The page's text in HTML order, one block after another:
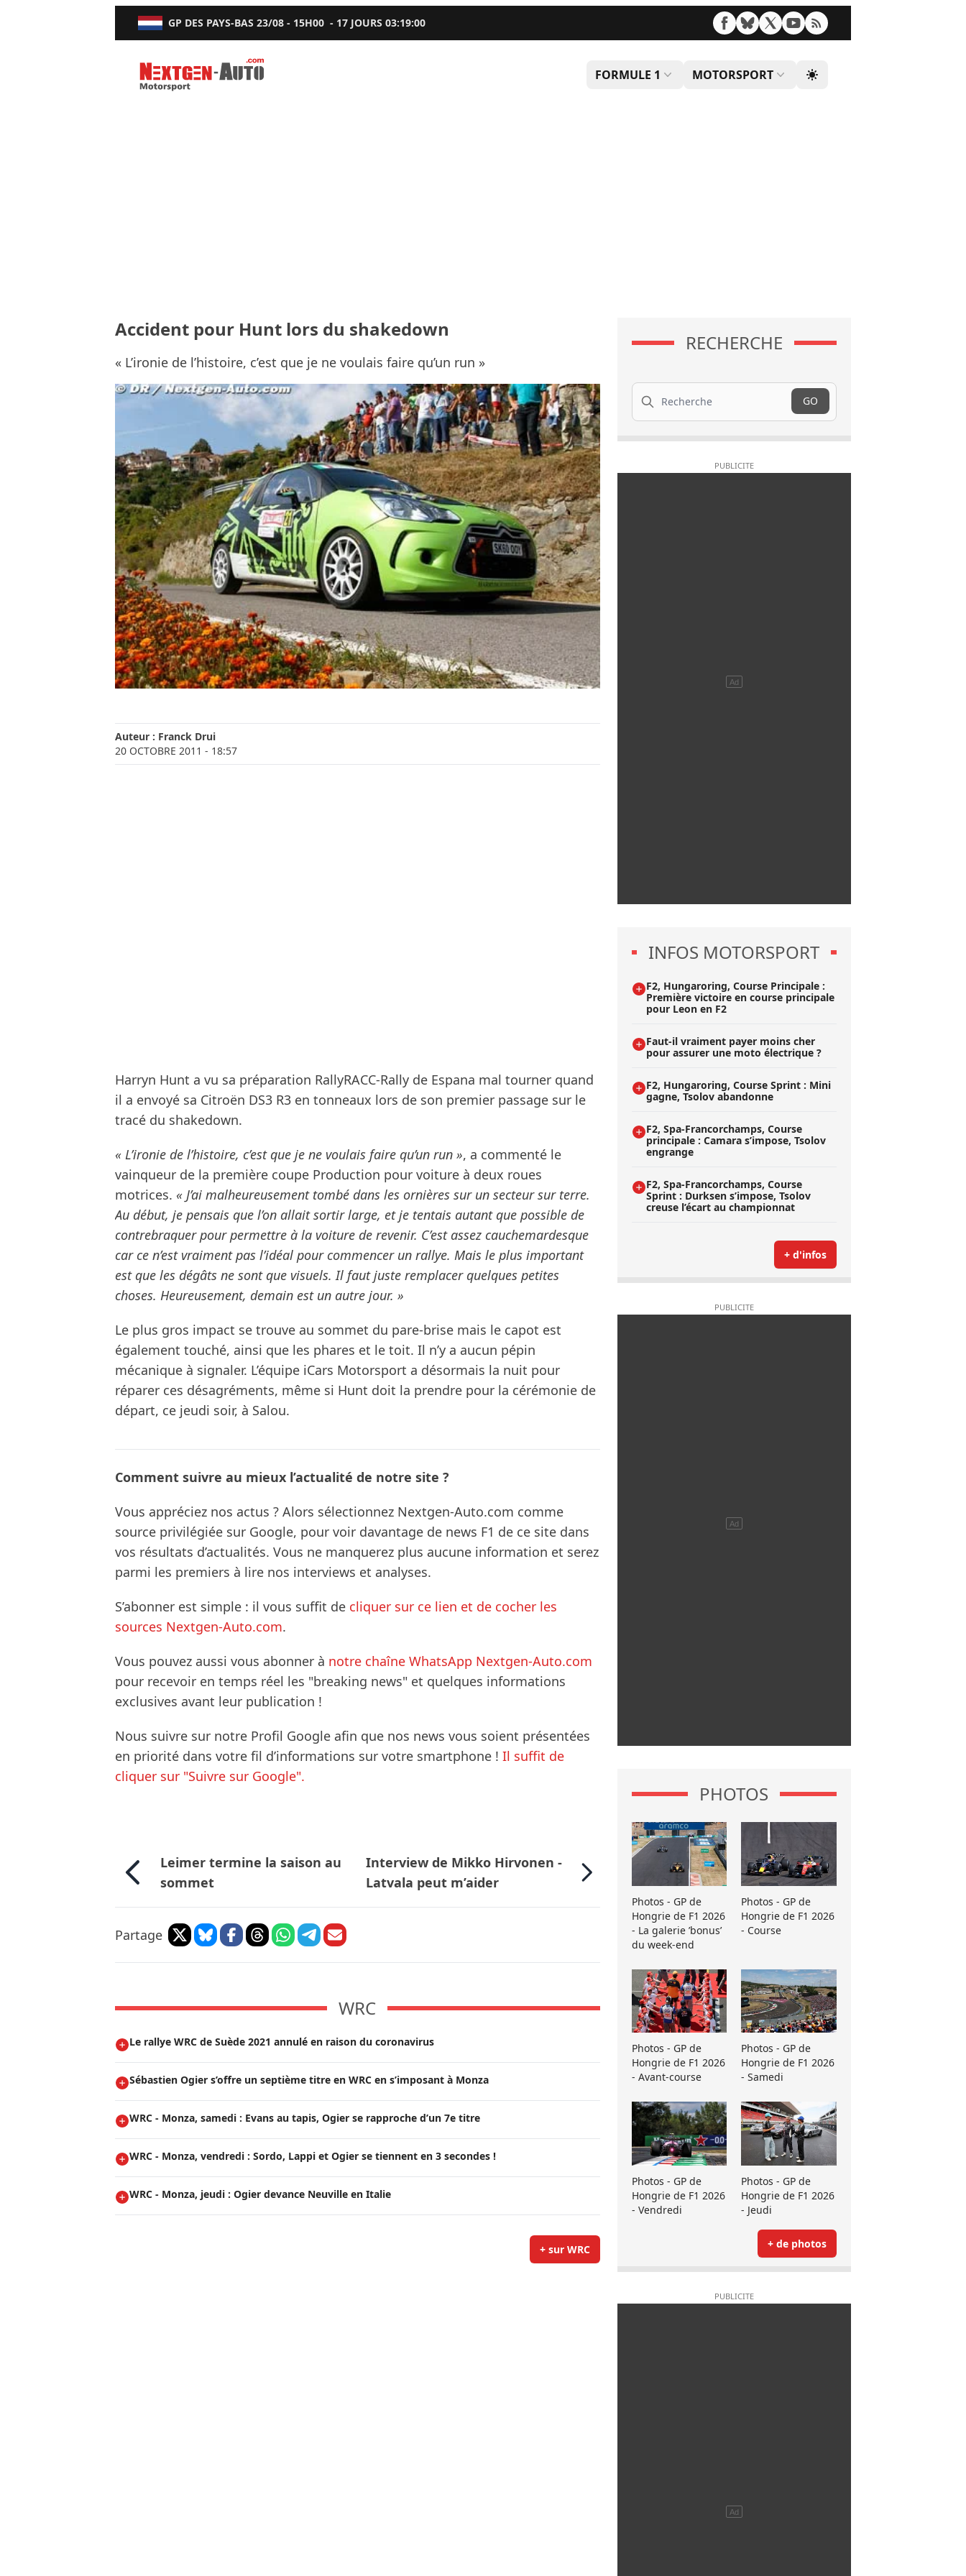
GP DES PAYS-BAS 23/08 - 15H00 - 17 JOURS03:18:59
Nextgen-Auto.com
FORMULE 1 MOTORSPORT
Accident pour Hunt lors du shakedown
« L’ironie de l’histoire, c’est que je ne voulais faire qu’un run »
Auteur : Franck Drui
20 OCTOBRE 2011 - 18:57
Harryn Hunt a vu sa préparation RallyRACC-Rally de Espana mal tourner quand
il a envoyé sa Citroën DS3 R3 en tonneaux lors de son premier passage sur le
tracé du shakedown.
« L’ironie de l’histoire, c’est que je ne voulais faire qu’un run », a commenté le
vainqueur de la première coupe Production pour voiture à deux roues
motrices. « J’ai malheureusement tombé dans les ornières sur un secteur sur terre.
Au début, je pensais que l’on allait sortir large, et je tentais autant que possible de
contrebraquer pour permettre à la voiture de revenir. C’est assez cauchemardesque
car ce n’est vraiment pas l’idéal pour commencer un rallye. Mais le plus important
est que les dégâts ne sont que visuels. Il faut juste remplacer quelques petites
choses. Heureusement, demain est un autre jour. »
Le plus gros impact se trouve au sommet du pare-brise mais le capot est
également touché, ainsi que les phares et le toit. Il n’y a aucun pépin
mécanique à signaler. L’équipe iCars Motorsport a désormais la nuit pour
réparer ces désagréments, même si Hunt doit la prendre pour la cérémonie de
départ, ce jeudi soir, à Salou.
Comment suivre au mieux l’actualité de notre site ?
Vous appréciez nos actus ? Alors sélectionnez Nextgen-Auto.com comme
source privilégiée sur Google, pour voir davantage de news F1 de ce site dans
vos résultats d’actualités. Vous ne manquerez plus aucune information et serez
parmi les premiers à lire nos interviews et analyses.
S’abonner est simple : il vous suffit de cliquer sur ce lien et de cocher les
sources Nextgen-Auto.com.
Vous pouvez aussi vous abonner à notre chaîne WhatsApp Nextgen-Auto.com
pour recevoir en temps réel les "breaking news" et quelques informations
exclusives avant leur publication !
Nous suivre sur notre Profil Google afin que nos news vous soient présentées
en priorité dans votre fil d’informations sur votre smartphone ! Il suffit de
cliquer sur "Suivre sur Google".
Leimer termine la saison au
sommet
Interview de Mikko Hirvonen -
Latvala peut m’aider
Partage
WRC
Le rallye WRC de Suède 2021 annulé en raison du coronavirus
Sébastien Ogier s’offre un septième titre en WRC en s’imposant à Monza
WRC - Monza, samedi : Evans au tapis, Ogier se rapproche d’un 7e titre
WRC - Monza, vendredi : Sordo, Lappi et Ogier se tiennent en 3 secondes !
WRC - Monza, jeudi : Ogier devance Neuville en Italie
+ sur WRC
RECHERCHE
Recherche
GO
INFOS MOTORSPORT
F2, Hungaroring, Course Principale :
Première victoire en course principale
pour Leon en F2
Faut-il vraiment payer moins cher
pour assurer une moto électrique ?
F2, Hungaroring, Course Sprint : Mini
gagne, Tsolov abandonne
F2, Spa-Francorchamps, Course
principale : Camara s’impose, Tsolov
engrange
F2, Spa-Francorchamps, Course
Sprint : Durksen s’impose, Tsolov
creuse l’écart au championnat
+ d'infos
PHOTOS
Photos - GP de
Hongrie de F1 2026
- La galerie ’bonus’
du week-end
Photos - GP de
Hongrie de F1 2026
- Course
Photos - GP de
Hongrie de F1 2026
- Avant-course
Photos - GP de
Hongrie de F1 2026
- Samedi
Photos - GP de
Hongrie de F1 2026
- Vendredi
Photos - GP de
Hongrie de F1 2026
- Jeudi
+ de photos